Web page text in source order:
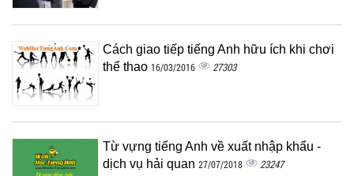
Cách giao tiếp tiếng Anh hữu ích khi chơi
thể thao 16/03/2016 27303
Từ vựng tiếng Anh về xuất nhập khẩu -
dịch vụ hải quan 27/07/2018 23247